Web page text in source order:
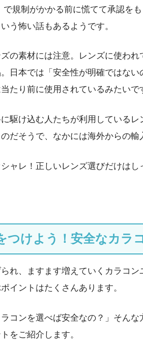
規制がかかる前に慌てて承認を
う怖い話もあるようです。
の素材には注意。レンズに使わ
日本では「安全性が明確ではな
たり前に使用されているみたいで
駆け込む人たちが利用している
だそうで、なかには海外からの輸
ャレ！正しいレンズ選びだけはし
つけよう！安全なカラ
れ、ますます増えていくカラコ
イントはたくさんあります。
ラコンを選べば安全なの？」そん
をご紹介します。